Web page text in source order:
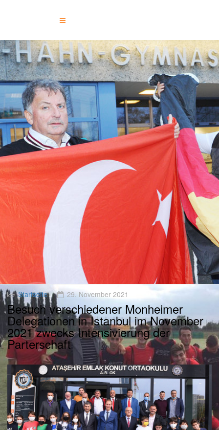
Startseite 29. November 2021
Besuch verschiedener Monheimer
Delegationen in Istanbul im November
2021 zwecks Intensivierung der
Parterschaft